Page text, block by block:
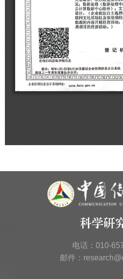
科学研
电话：010-
邮件：